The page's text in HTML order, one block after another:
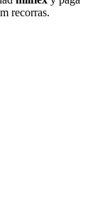
recorras.